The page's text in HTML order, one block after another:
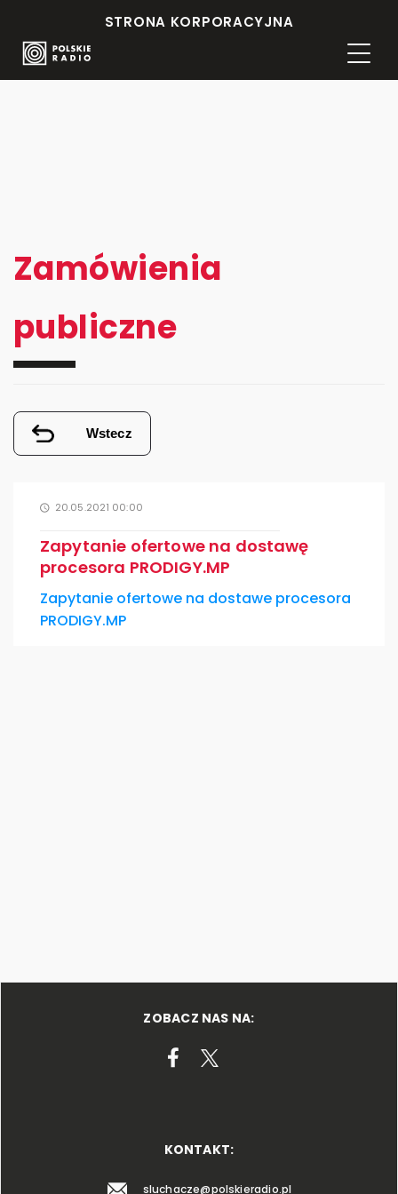
STRONA KORPORACYJNA
Zamówienia
publiczne
Wstecz
20.05.2021 00:00
Zapytanie ofertowe na dostawę
procesora PRODIGY.MP
Zapytanie ofertowe na dostawe procesora
PRODIGY.MP
ZOBACZ NAS NA:
KONTAKT:
sluchacze@polskieradio.pl